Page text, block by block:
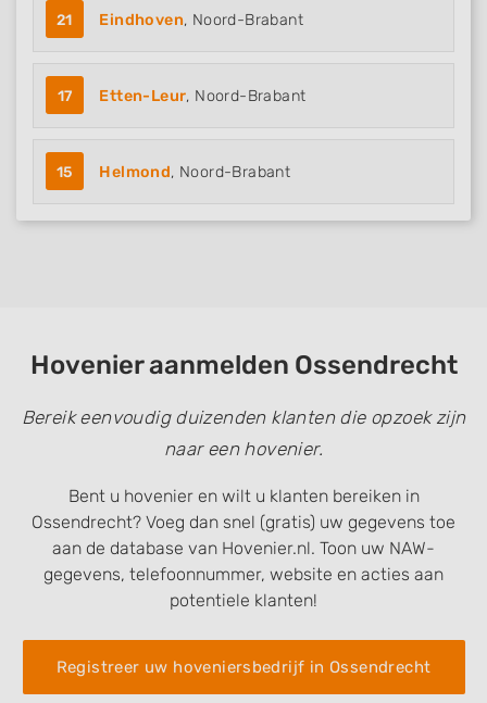
21 Eindhoven, Noord-Brabant
17 Etten-Leur, Noord-Brabant
15 Helmond, Noord-Brabant
Hovenier aanmelden Ossendrecht
Bereik eenvoudig duizenden klanten die opzoek zijn
naar een hovenier.
Bent u hovenier en wilt u klanten bereiken in
Ossendrecht? Voeg dan snel (gratis) uw gegevens toe
aan de database van Hovenier.nl. Toon uw NAW-
gegevens, telefoonnummer, website en acties aan
potentiele klanten!
Registreer uw hoveniersbedrijf in Ossendrecht